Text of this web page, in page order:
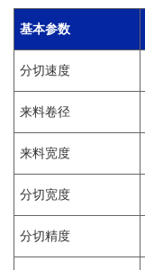
基本参数
分切速度
来料卷径
来料宽度
分切宽度
分切精度